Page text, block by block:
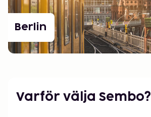
Berlin
Varför välja Sembo?